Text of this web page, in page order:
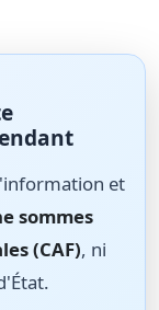
et
sommes
(CAF), ni